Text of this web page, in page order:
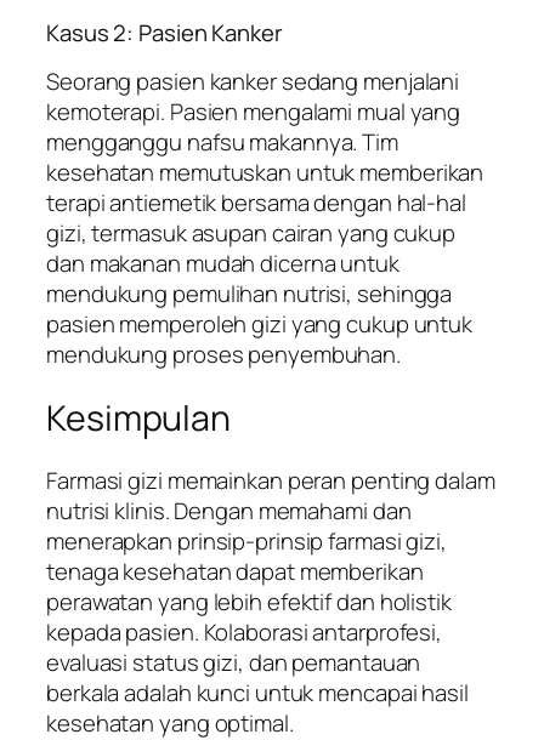
Kasus 2: Pasien Kanker
Seorang pasien kanker sedang menjalani
kemoterapi. Pasien mengalami mual yang
mengganggu nafsu makannya. Tim
kesehatan memutuskan untuk memberikan
terapi antiemetik bersama dengan hal-hal
gizi, termasuk asupan cairan yang cukup
dan makanan mudah dicerna untuk
mendukung pemulihan nutrisi, sehingga
pasien memperoleh gizi yang cukup untuk
mendukung proses penyembuhan.
Kesimpulan
Farmasi gizi memainkan peran penting dalam
nutrisi klinis. Dengan memahami dan
menerapkan prinsip-prinsip farmasi gizi,
tenaga kesehatan dapat memberikan
perawatan yang lebih efektif dan holistik
kepada pasien. Kolaborasi antarprofesi,
evaluasi status gizi, dan pemantauan
berkala adalah kunci untuk mencapai hasil
kesehatan yang optimal.